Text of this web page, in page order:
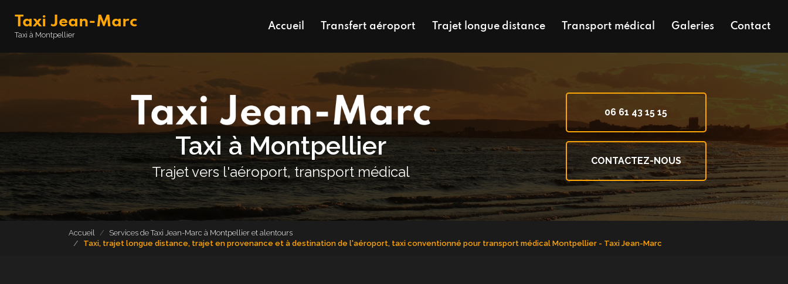
contenu
Taxi Jean-Marc
Taxi à Montpellier
Accueil Transfert aéroport Trajet longue distance Transport médical Galeries Contact
Taxi à Montpellier
Trajet vers l'aéroport, transport médical
06 61 43 15 15
CONTACTEZ-NOUS
Accueil
Services de Taxi Jean-Marc à Montpellier et alentours
Taxi, trajet longue distance, trajet en provenance et à destination de l'aéroport, taxi conventionné pour transport médical Montpellier - Taxi Jean-Marc